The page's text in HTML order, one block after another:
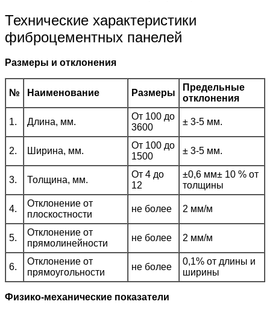
Технические характеристики
фиброцементных панелей
Размеры и отклонения
№ Наименование Размеры
Предельные
отклонения
1. Длина, мм.
От 100 до
3600
± 3-5 мм.
2. Ширина, мм.
От 100 до
1500
± 3-5 мм.
3. Толщина, мм.
От 4 до
12
±0,6 мм± 10 % от
толщины
4.
Отклонение от
плоскостности
не более 2 мм/м
5.
Отклонение от
прямолинейности
не более 2 мм/м
6.
Отклонение от
прямоугольности
не более
0,1% от длины и
ширины
Физико-механические показатели